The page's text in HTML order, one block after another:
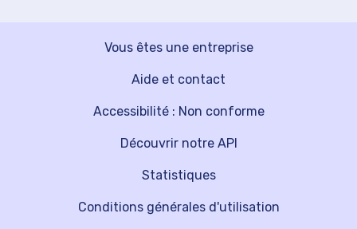
Vous êtes une entreprise
Découvrir notre API
Aide et contact
Statistiques
Accessibilité : Non conforme
Conditions générales d'utilisation